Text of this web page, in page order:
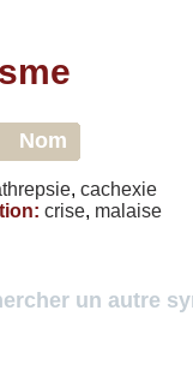
Nom
, cachexie
: crise, malaise
un autre